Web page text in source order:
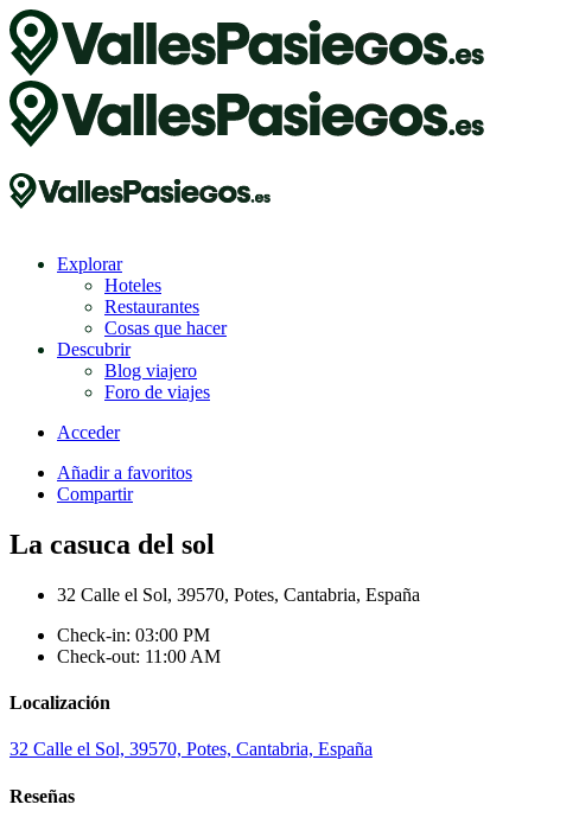
Explorar
Hoteles
Restaurantes
Cosas que hacer
Descubrir
Blog viajero
Foro de viajes
Acceder
Añadir a favoritos
Compartir
La casuca del sol
32 Calle el Sol, 39570, Potes, Cantabria, España
Check-in: 03:00 PM
Check-out: 11:00 AM
Localización
32 Calle el Sol, 39570, Potes, Cantabria, España
Reseñas